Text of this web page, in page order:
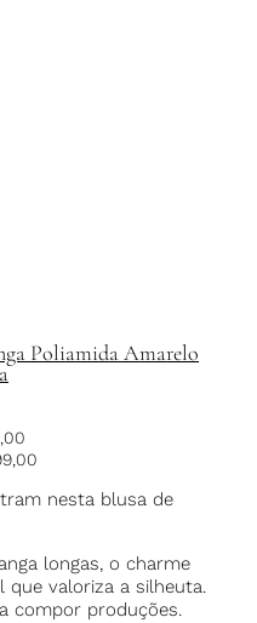
Poliamida Amarelo
nesta blusa de
longas, o charme
valoriza a silheuta.
compor produções.